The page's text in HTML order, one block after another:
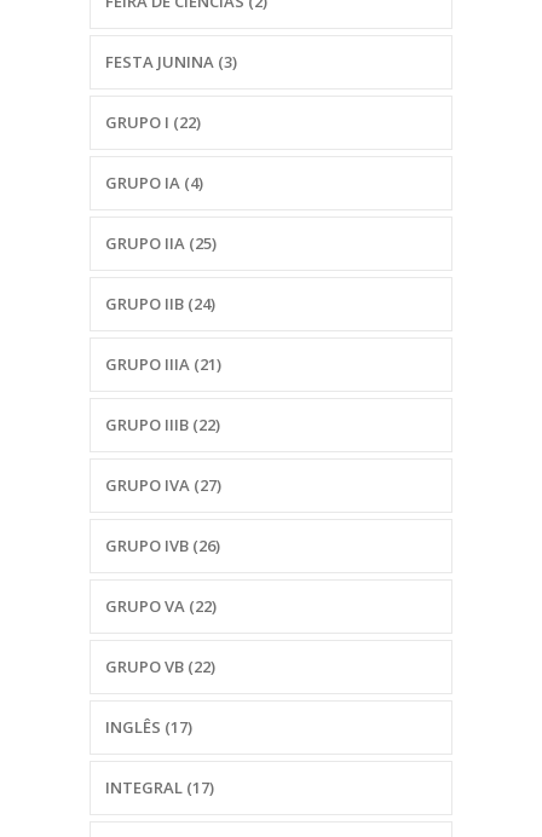
FESTA JUNINA (3)
GRUPO I (22)
GRUPO IA (4)
GRUPO IIA (25)
GRUPO IIB (24)
GRUPO IIIA (21)
GRUPO IIIB (22)
GRUPO IVA (27)
GRUPO IVB (26)
GRUPO VA (22)
GRUPO VB (22)
INGLÊS (17)
INTEGRAL (17)